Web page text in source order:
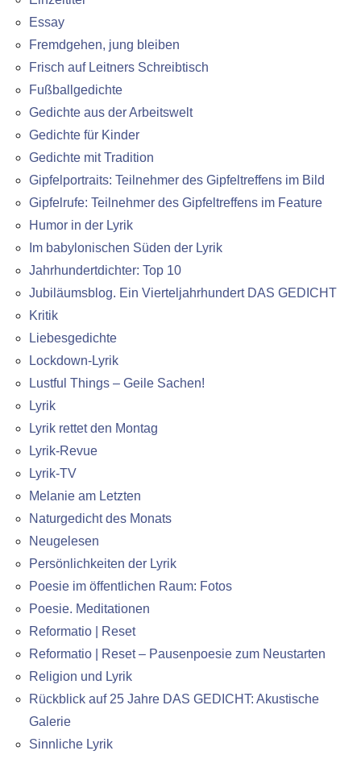
Essay
Fremdgehen, jung bleiben
Frisch auf Leitners Schreibtisch
Fußballgedichte
Gedichte aus der Arbeitswelt
Gedichte für Kinder
Gedichte mit Tradition
Gipfelportraits: Teilnehmer des Gipfeltreffens im Bild
Gipfelrufe: Teilnehmer des Gipfeltreffens im Feature
Humor in der Lyrik
Im babylonischen Süden der Lyrik
Jahrhundertdichter: Top 10
Jubiläumsblog. Ein Vierteljahrhundert DAS GEDICHT
Kritik
Liebesgedichte
Lockdown-Lyrik
Lustful Things – Geile Sachen!
Lyrik
Lyrik rettet den Montag
Lyrik-Revue
Lyrik-TV
Melanie am Letzten
Naturgedicht des Monats
Neugelesen
Persönlichkeiten der Lyrik
Poesie im öffentlichen Raum: Fotos
Poesie. Meditationen
Reformatio | Reset
Reformatio | Reset – Pausenpoesie zum Neustarten
Religion und Lyrik
Rückblick auf 25 Jahre DAS GEDICHT: Akustische
Galerie
Sinnliche Lyrik